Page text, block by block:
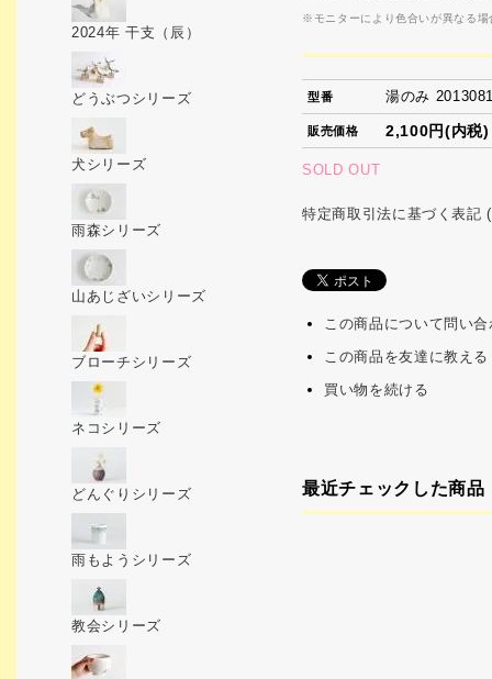
※モニターにより色合いが異なる場
型番 湯のみ
販売価格 2,100円(内税)
SOLD OUT
特定商取引法に基づく表記
この商品について問い
この商品を友達に教える
買い物を続ける
最近チェックした商品
2024年 干支（辰）
どうぶつシリーズ
犬シリーズ
雨森シリーズ
山あじざいシリーズ
ブローチシリーズ
ネコシリーズ
どんぐりシリーズ
雨もようシリーズ
教会シリーズ